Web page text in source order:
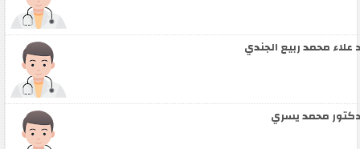
علاء محمد ربيع الجندي
محمد يسري